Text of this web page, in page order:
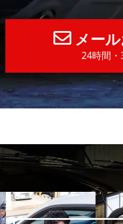
メー
24時間